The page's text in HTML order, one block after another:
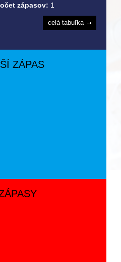
zápasov: 1
celá tabuľka
ZÁPAS